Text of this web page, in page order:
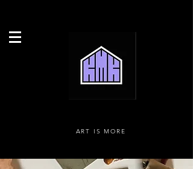
ART IS MORE